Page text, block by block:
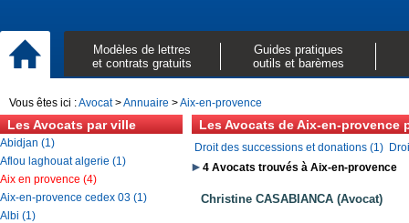
Modèles de lettres
et contrats gratuits
Guides pratiques
outils et barèmes
Vous êtes ici :Avocat>Annuaire >Aix-en-provence
Les Avocats par ville
Abidjan (1)
Aflou laghouat algerie (1)
Aix en provence (4)
Aix-en-provence cedex 03 (1)
Albi (1)
Les Avocats de Aix-en-provence
Droit des successions et donations (1)
4 Avocats trouvés à Aix-en-provence
Christine CASABIANCA (Avocat)